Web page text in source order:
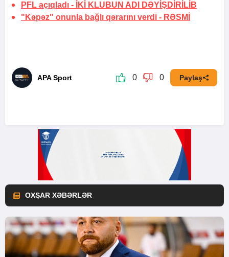
PFL açıqladı -
İKİ KLUBUN ADI DƏYİŞDİRİLİB
"Kəpəz" onunla bağlı qərarını verdi - RƏSMİ
APA Sport 0 0 Paylaş
OXŞAR XƏBƏRLƏR